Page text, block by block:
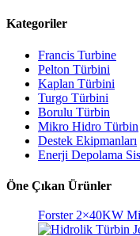
Kategoriler
Francis Turbine
Pelton Türbini
Kaplan Türbini
Turgo Türbini
Borulu Türbin
Mikro Hidro Türbin
Destek Ekipmanları
Enerji Depolama
Öne Çıkan Ürünler
Alternatif Enerji
Düşük İnşaat
20 ft 250 kWh 582
Küçük 10kW
Forster 2×40KW